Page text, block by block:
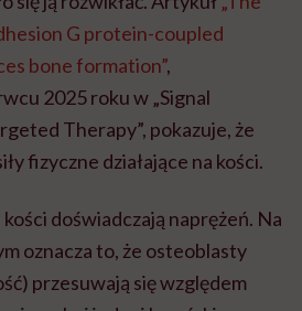
G protein-coupled
bone formation”,
2025 roku w „Signal
Therapy”, pokazuje, że
fizyczne działające na kości.
doświadczają naprężeń. Na
oznacza to, że osteoblasty
przesuwają się względem